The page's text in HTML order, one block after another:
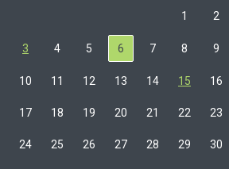
1
2
3 4 5 6 7 8 9
10 11 12 13 14 15 16
17 18 19 20 21 22 23
24 25 26 27 28 29 30